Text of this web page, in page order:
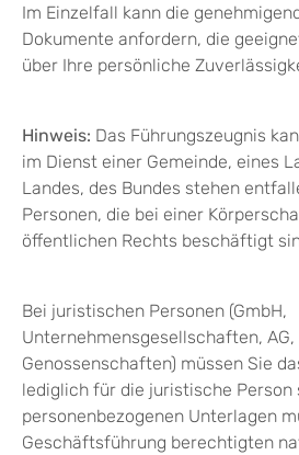
Im Einzelfall kann die
Dokumente anfordern, die
über Ihre persönliche
Hinweis: Das Führungszeugnis
im Dienst einer Gemeinde, eines
Landes, des Bundes stehen
Personen, die bei einer
öffentlichen Rechts beschäftigt
Bei juristischen Personen (GmbH,
Unternehmensgesellschaften,
Genossenschaften) müssen Sie
lediglich für die juristische Person
personenbezogenen Unterlagen
Geschäftsführung berechtigten